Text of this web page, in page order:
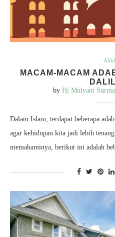
MACAM-MACAM
by Hj Mulyani
Dalam Islam, terdapat beberapa
agar kehidupan kita jadi lebih
memahaminya, berikut ini adalah